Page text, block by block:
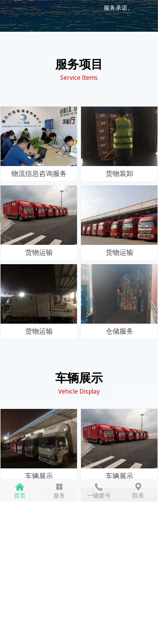
服务承诺。
服务项目
Service Items
物流信息咨询服务 货物装卸
货物运输 货物运输
货物运输 仓储服务
车辆展示
Vehicle Display
车辆展示 车辆展示
낀
首页
넒
服务
끅
一键拨号
끇
联系